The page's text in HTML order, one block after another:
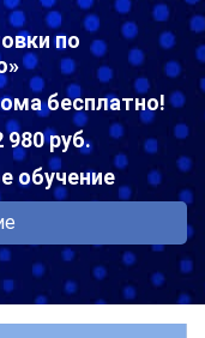
по
бесплатно!
руб.
обучение